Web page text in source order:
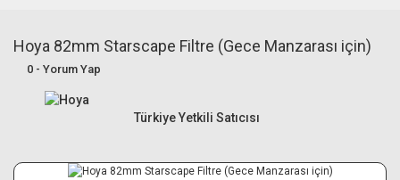
Canon R6 Mark IIIBundle Setler
Alışverişe
Hoya 82mm Starscape Filtre (Gece Manzarası için)
0 - Yorum Yap
Türkiye Yetkili Satıcısı